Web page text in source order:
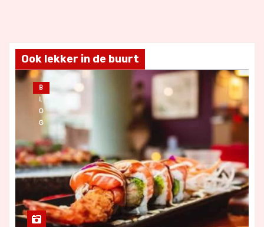
Ook lekker in de buurt
B
L
O
G